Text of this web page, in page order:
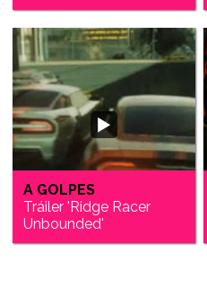
A GOLPES
Tráiler 'Ridge Racer
Unbounded'